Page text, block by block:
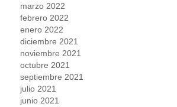
marzo 2022
febrero 2022
enero 2022
diciembre 2021
noviembre 2021
octubre 2021
septiembre 2021
julio 2021
junio 2021